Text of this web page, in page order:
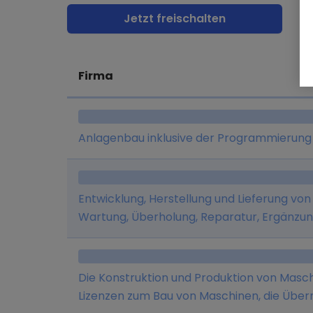
Jetzt freischalten
Firma
Anlagenbau inklusive der
Entwicklung, Herstellung und Lieferung
Wartung, Überholung, Reparatur,
(insbesondere Umsetzung) von
mechanischen Anlagen c) Betreiben von
Neben- und Hilfsleistungen an
Maschinen jeder Art, f) Stahl- und
Die Konstruktion und Produktion von
Lizenzen zum Bau von Maschinen, die